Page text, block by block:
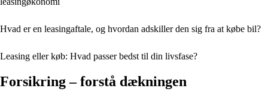
Hvad er en leasingaftale, og hvordan adskiller den sig fra at købe bil?
Leasing eller køb: Hvad passer bedst til din livsfase?
Forsikring – forstå dækningen